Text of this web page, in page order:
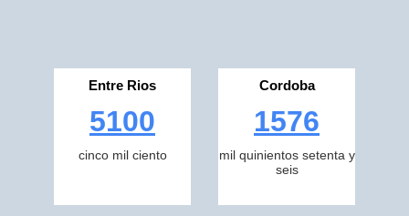
Entre Rios
5100
cinco mil ciento
Cordoba
1576
mil quinientos setenta y
seis